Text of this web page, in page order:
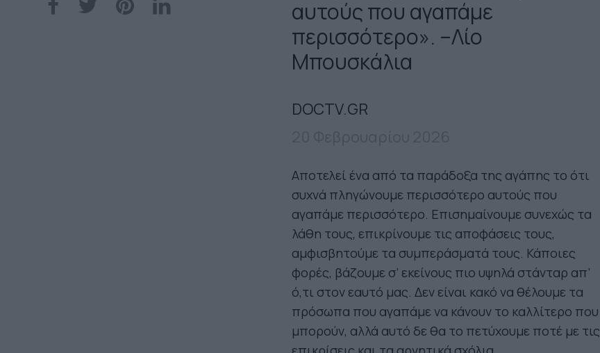
αυτούς που αγαπάμε
περισσότερο». –Λίο
Μπουσκάλια
DOCTV.GR
Αποτελεί ένα από τα παράδοξα της αγάπης το ότι
συχνά πληγώνουμε περισσότερο αυτούς που
αγαπάμε περισσότερο. Επισημαίνουμε συνεχώς τα
λάθη τους, επικρίνουμε τις αποφάσεις τους,
αμφισβητούμε τα συμπεράσματά τους. Κάποιες
φορές, βάζουμε σ’ εκείνους πιο υψηλά στάνταρ απ’
ό,τι στον εαυτό μας. Δεν είναι κακό να θέλουμε τα
πρόσωπα που αγαπάμε να κάνουν το καλλίτερο που
μπορούν, αλλά αυτό δε θα το πετύχουμε ποτέ με τις